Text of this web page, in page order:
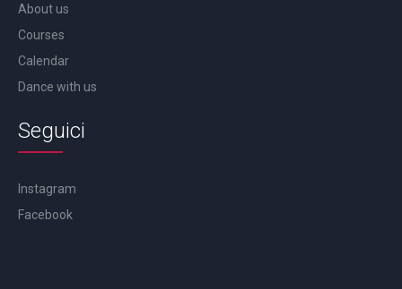
About us
Courses
Calendar
Dance with us
Seguici
Instagram
Facebook